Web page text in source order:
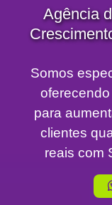
Agência
Somos
para
clientes
reais com